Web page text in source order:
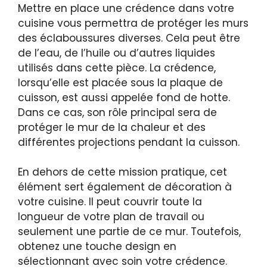
Mettre en place une crédence dans votre
cuisine vous permettra de protéger les murs
des éclaboussures diverses. Cela peut être
de l’eau, de l’huile ou d’autres liquides
utilisés dans cette pièce. La crédence,
lorsqu’elle est placée sous la plaque de
cuisson, est aussi appelée fond de hotte.
Dans ce cas, son rôle principal sera de
protéger le mur de la chaleur et des
différentes projections pendant la cuisson.
En dehors de cette mission pratique, cet
élément sert également de décoration à
votre cuisine. Il peut couvrir toute la
longueur de votre plan de travail ou
seulement une partie de ce mur. Toutefois,
obtenez une touche design en
sélectionnant avec soin votre crédence.